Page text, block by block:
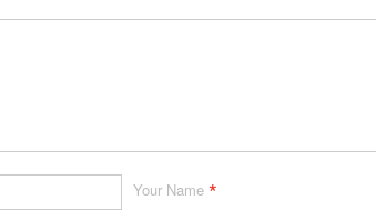
Your Name *